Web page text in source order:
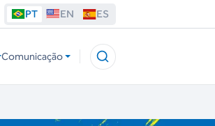
PT EN ES
Comunicação